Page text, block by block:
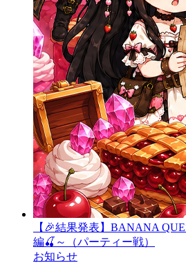
【🎉結果発表】BANANA
編🍒～（パーティー戦）
お知らせ